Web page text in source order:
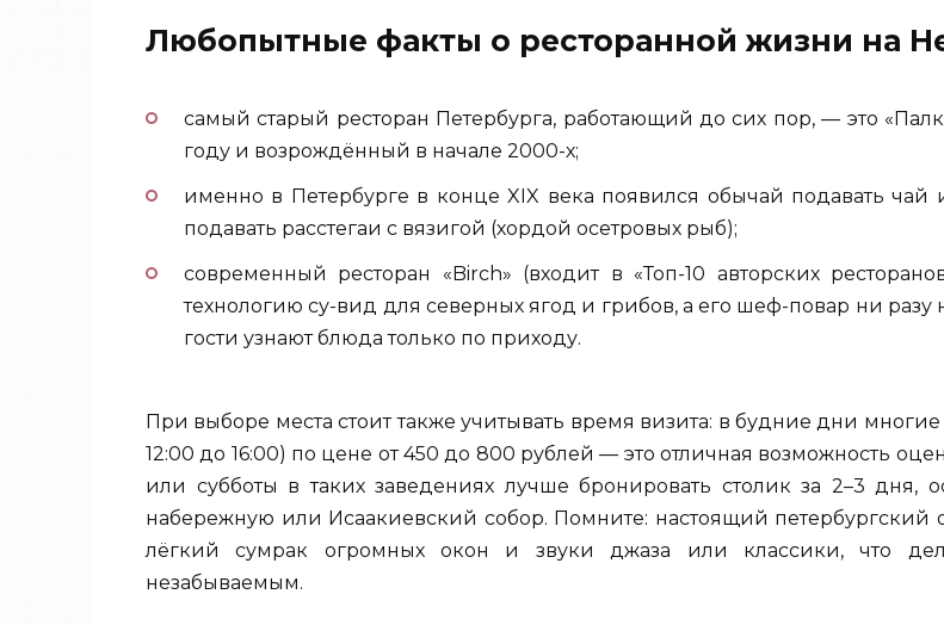
Любопытные факты о ресторанной жизни на
самый старый ресторан Петербурга, работающий до сих пор, — это
году и возрождённый в начале 2000-х;
именно в Петербурге в конце XIX века появился обычай подавать
подавать расстегаи с вязигой (хордой осетровых рыб);
современный ресторан «Birch» (входит в «Топ-10 авторских
технологию су-вид для северных ягод и грибов, а его шеф-повар ни
гости узнают блюда только по приходу.
При выборе места стоит также учитывать время визита: в будние дни
12:00 до 16:00) по цене от 450 до 800 рублей — это отличная возможность
или субботы в таких заведениях лучше бронировать столик за 2–3
набережную или Исаакиевский собор. Помните: настоящий петербургский
лёгкий сумрак огромных окон и звуки джаза или классики, что
незабываемым.